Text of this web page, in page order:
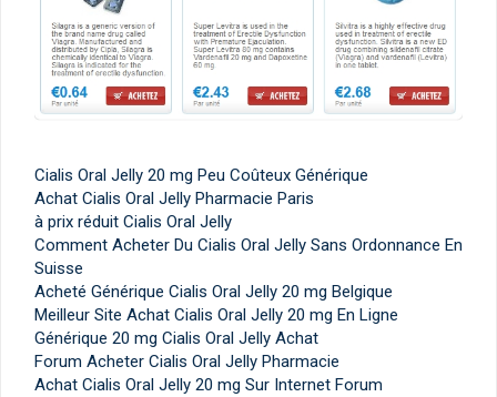
Cialis Oral Jelly 20 mg Peu Coûteux Générique
Achat Cialis Oral Jelly Pharmacie Paris
à prix réduit Cialis Oral Jelly
Comment Acheter Du Cialis Oral Jelly Sans Ordonnance En
Suisse
Acheté Générique Cialis Oral Jelly 20 mg Belgique
Meilleur Site Achat Cialis Oral Jelly 20 mg En Ligne
Générique 20 mg Cialis Oral Jelly Achat
Forum Acheter Cialis Oral Jelly Pharmacie
Achat Cialis Oral Jelly 20 mg Sur Internet Forum